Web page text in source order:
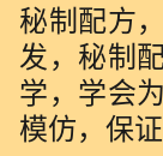
秘制配方
发，秘制
学，学会
模仿，保